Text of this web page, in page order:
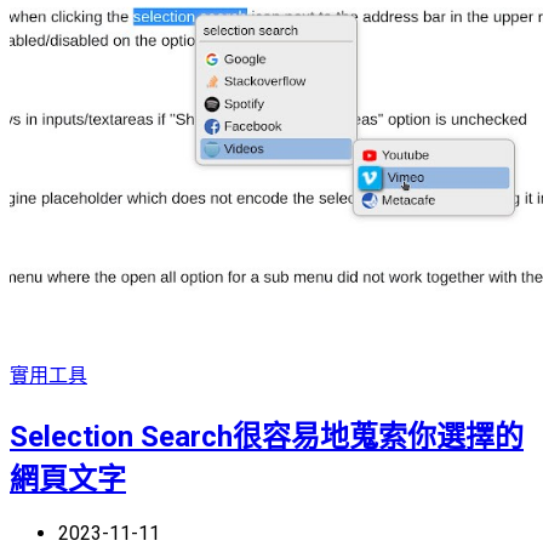
實用工具
Selection Search很容易地蒐索你選擇的
網頁文字
2023-11-11